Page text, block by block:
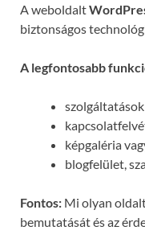
A weboldalt
biztonságos
A legfontosabb
képgaléria
blogfelület,
Fontos: Mi olyan
bemutatását és az